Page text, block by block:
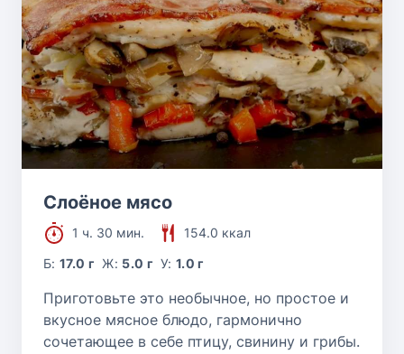
Слоёное мясо
1 ч. 30 мин.
154.0 ккал
Б:17.0 г Ж: 5.0 г У:1.0 г
Приготовьте это необычное, но простое и
вкусное мясное блюдо, гармонично
сочетающее в себе птицу, свинину и грибы.